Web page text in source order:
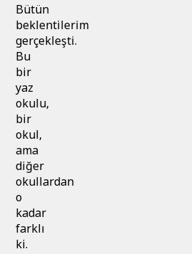
Bütün
beklentilerim
gerçekleşti.
Bu
bir
yaz
okulu,
bir
okul,
ama
diğer
okullardan
o
kadar
farklı
ki.